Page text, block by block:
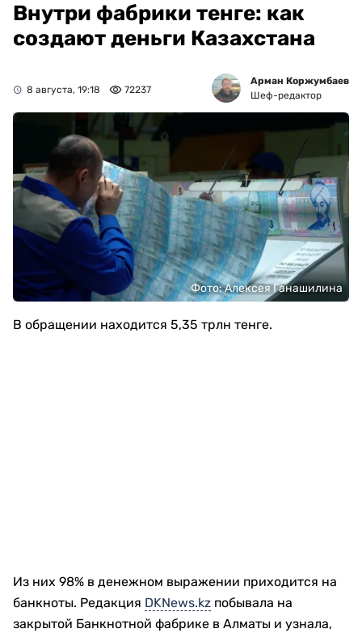
Внутри фабрики тенге: как
создают деньги Казахстана
8 августа, 19:18 72237
Арман Коржумбаев
Шеф-редактор
Фото: Алексея Ганашилина
В обращении находится 5,35 трлн тенге.
Из них 98% в денежном выражении приходится на
банкноты. Редакция DKNews.kz побывала на
закрытой Банкнотной фабрике в Алматы и узнала,